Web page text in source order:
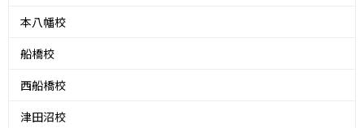
本八幡校
船橋校
西船橋校
津田沼校